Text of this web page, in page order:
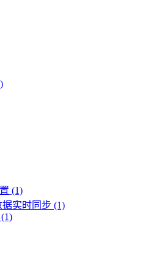
(1)
据实时同步 (1)
(1)